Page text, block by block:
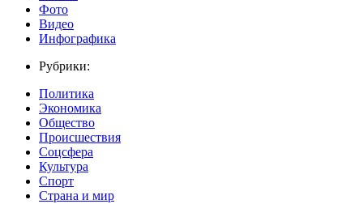
Фото
Видео
Инфографика
Рубрики:
Политика
Экономика
Общество
Происшествия
Соцсфера
Культура
Спорт
Страна и мир